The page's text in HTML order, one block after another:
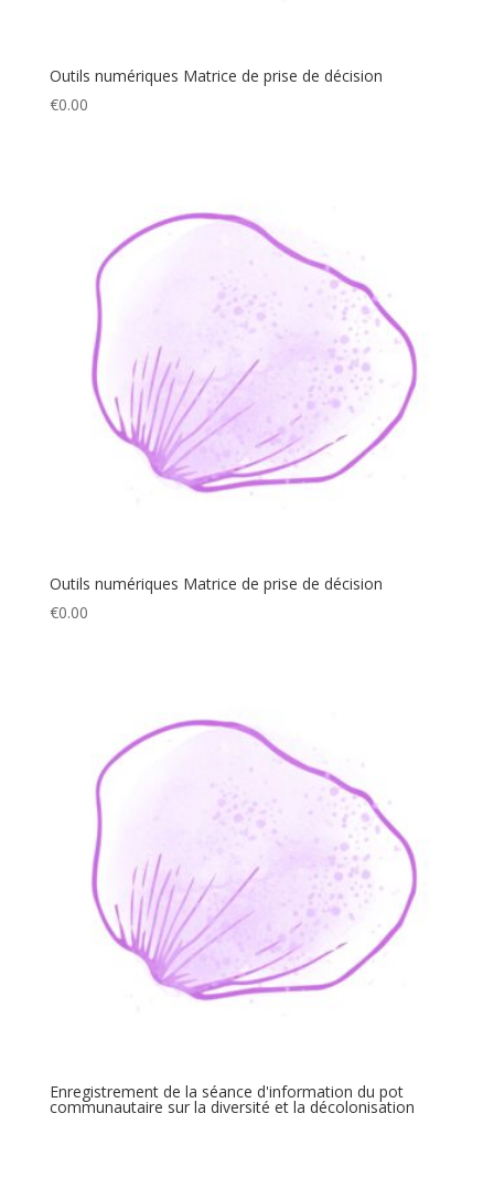
Outils numériques Matrice de prise de décision
€0.00
Outils numériques Matrice de prise de décision
€0.00
Enregistrement de la séance d'information du pot
communautaire sur la diversité et la décolonisation